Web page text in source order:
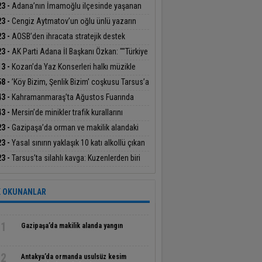
için tarihi çarşı ve camilere sığınıyor
- Adana’nın İmamoğlu ilçesinde yaşanan
ağır yaralanan işçi de hayatını kaybetti
- Cengiz Aytmatov’un oğlu ünlü yazarın
önce yayımlanmamış çalışmalarını
kütüphaneye bağışladı
- AOSB’den ihracata stratejik destek
- AK Parti Adana İl Başkanı Özkan: ""Türkiye
güçlü teşkilatımızla yürüyoruz"
- Kozan’da Yaz Konserleri halkı müzikle
- ’Köy Bizim, Şenlik Bizim’ coşkusu Tarsus’a
- Kahramanmaraş’ta Ağustos Fuarında
Arar konseri
- Mersin’de minikler trafik kurallarını
başında öğrendi
- Gazipaşa’da orman ve makilik alandaki
söndürüldü
- Yasal sınırın yaklaşık 10 katı alkollü çıkan
30 bin lira para cezası
- Tarsus’ta silahlı kavga: Kuzenlerden biri
OKUNANLAR
1 Gazipaşa’da makilik alanda yangın
2
Antakya’da ormanda usulsüz kesim